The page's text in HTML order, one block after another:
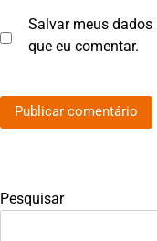
Salvar meus
que eu comentar.
Pesquisar